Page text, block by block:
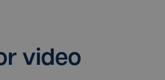
video